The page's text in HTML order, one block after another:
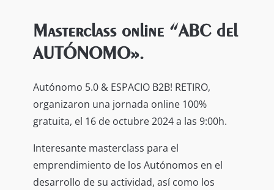
Masterclass online “ABC del
AUTÓNOMO».
Autónomo 5.0 & ESPACIO B2B! RETIRO,
organizaron una jornada online 100%
gratuita, el 16 de octubre 2024 a las 9:00h.
Interesante masterclass para el
emprendimiento de los Autónomos en el
desarrollo de su actividad, así como los